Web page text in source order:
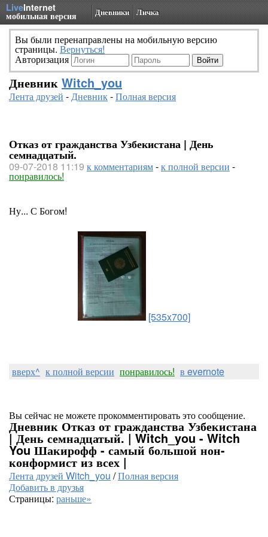
LiveInternet
мобильная версия Дневники Личка
Вы были перенаправлены на мобильную версию
страницы. Вернуться!
Авторизация
Дневник Witch_you
Лента друзей -Дневник-Полная версия
Отказ от гражданства Узбекистана | День
семнадцатый.
09-07-2018 11:19 к комментариям-к полной версии -
понравилось!
Ну... С Богом!
[535x700]
вверх^ к полной версии понравилось! в evernote
Вы сейчас не можете прокомментировать это сообщение.
Дневник Отказ от гражданства Узбекистана
| День семнадцатый. | Witch_you - Witch
You Шакирофф - самый большой нон-
конформист из всех |
Лента друзей Witch_you /Полная версия
Добавить в друзья
Страницы: раньше»